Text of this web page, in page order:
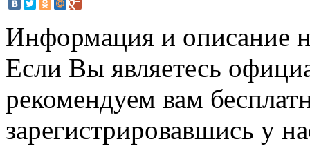
Информация и описание
Если Вы являетесь
рекомендуем вам
зарегистрировавшись у